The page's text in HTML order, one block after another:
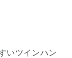
いツインハン